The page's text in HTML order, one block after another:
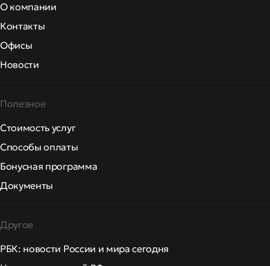
О компании
Контакты
Офисы
Новости
Полезное
Стоимость услуг
Способы оплаты
Бонусная программа
Документы
Другое
РБК: новости России и мира сегодня